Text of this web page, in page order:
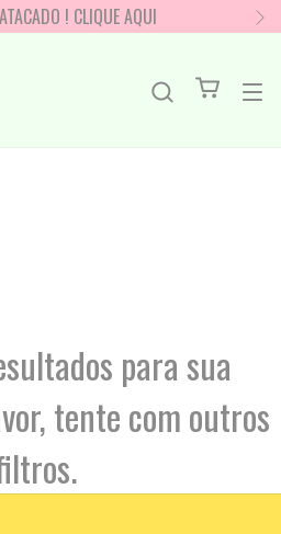
! CLIQUE AQUI
para sua
tente com outros